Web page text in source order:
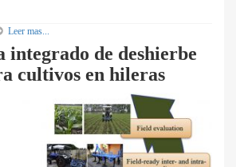
Leer mas...
integrado de deshierbe
cultivos en hileras